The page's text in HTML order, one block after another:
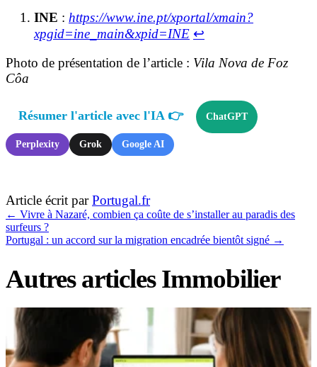
INE : https://www.ine.pt/xportal/xmain?
xpgid=ine_main&xpid=INE ↩︎
Photo de présentation de l’article : Vila Nova de Foz
Côa
Résumer l'article avec l'IA 👉 ChatGPT
Perplexity Grok Google AI
Article écrit parPortugal.fr
← Vivre à Nazaré, combien ça coûte de s’installer au paradis des
surfeurs ?
Portugal : un accord sur la migration encadrée bientôt signé →
Autres articles Immobilier